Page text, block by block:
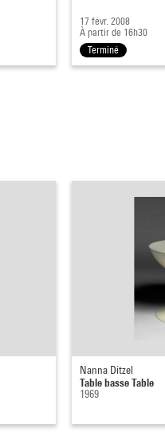
17 févr. 2008
À partir de 16h30
Terminé
Nanna Ditzel
Table basse Table
1969